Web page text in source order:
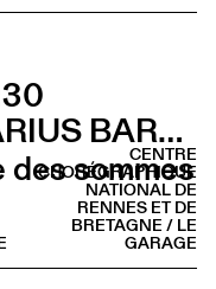
MARIUS BARTHAUX
des sommes
CENTRE
CHORÉGRAPHIQUE
NATIONAL DE
RENNES ET DE
BRETAGNE / LE
GARAGE